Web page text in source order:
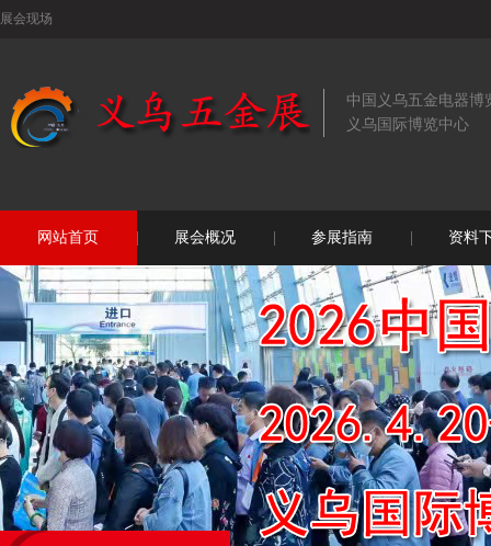
展会现场
中国义乌五金电器博
义乌国际博览中心
网站首页 展会概况 参展指南 资料